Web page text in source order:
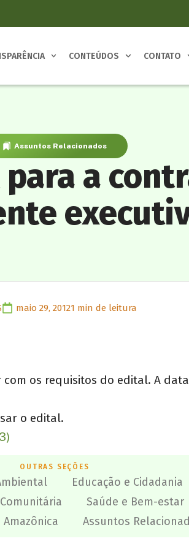
CONTEÚDOS CONTATO
Assuntos Relacionados
para a
maio 29, 20121 min de leitura
os requisitos do edital. A
o edital.
OUTRAS SEÇÕES
Educação e Cidadania
Saúde e Bem-estar
Assuntos